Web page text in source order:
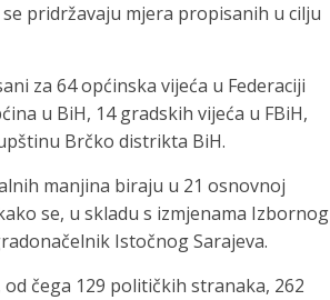
pridržavaju mjera propisanih u cilju
za 64 općinska vijeća u Federaciji
u BiH, 14 gradskih vijeća u FBiH,
Brčko distrikta BiH.
manjina biraju u 21 osnovnoj
se, u skladu s izmjenama Izbornog
Istočnog Sarajeva.
čega 129 političkih stranaka, 262